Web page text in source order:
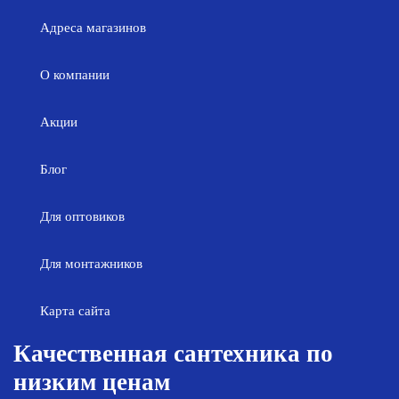
Адреса магазинов
О компании
Акции
Блог
Для оптовиков
Для монтажников
Карта сайта
Качественная сантехника по
низким ценам